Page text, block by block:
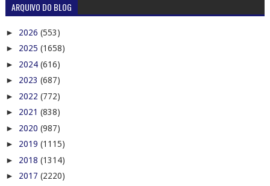
ARQUIVO DO BLOG
► 2026 (553)
► 2025 (1658)
► 2024 (616)
► 2023 (687)
► 2022 (772)
► 2021 (838)
► 2020 (987)
► 2019 (1115)
► 2018 (1314)
► 2017 (2220)